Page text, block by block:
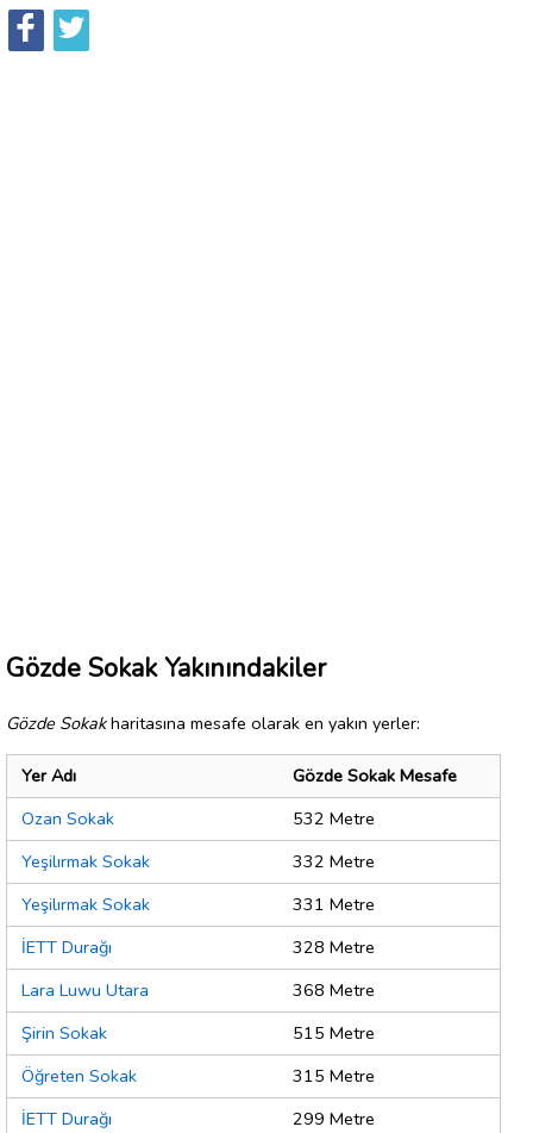
Gözde Sokak Yakınındakiler
Gözde Sokakharitasına mesafe olarak en yakın yerler:
Yer Adı
Gözde Sokak Mesafe
Ozan Sokak
532 Metre
Yeşilırmak Sokak
332 Metre
Yeşilırmak Sokak
331 Metre
İETT Durağı
328 Metre
Lara Luwu Utara
368 Metre
Şirin Sokak
515 Metre
Öğreten Sokak
315 Metre
İETT Durağı
299 Metre